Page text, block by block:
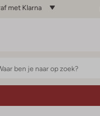
met Klarna